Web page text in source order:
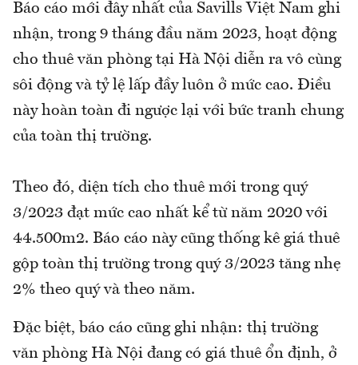
Báo cáo mới đây nhất của Savills Việt Nam ghi
nhận, trong 9 tháng đầu năm 2023, hoạt động
cho thuê văn phòng tại Hà Nội diễn ra vô cùng
sôi động và tỷ lệ lấp đầy luôn ở mức cao. Điều
này hoàn toàn đi ngược lại với bức tranh chung
của toàn thị trường.
Theo đó, diện tích cho thuê mới trong quý
3/2023 đạt mức cao nhất kể từ năm 2020 với
44.500m2. Báo cáo này cũng thống kê giá thuê
gộp toàn thị trường trong quý 3/2023 tăng nhẹ
2% theo quý và theo năm.
Đặc biệt, báo cáo cũng ghi nhận: thị trường
văn phòng Hà Nội đang có giá thuê ổn định, ở